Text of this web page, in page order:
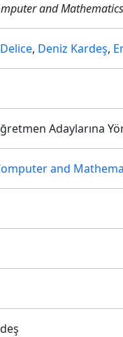
and
, Deniz Kardeş,
Adaylarına
and